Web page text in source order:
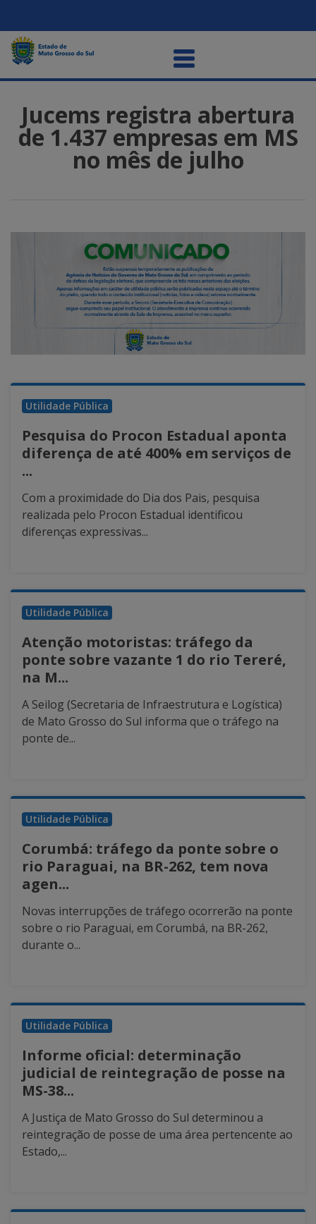
Jucems registra abertura
de 1.437 empresas em MS
no mês de julho
Utilidade Pública
Pesquisa do Procon Estadual aponta
diferença de até 400% em serviços de
...
Com a proximidade do Dia dos Pais, pesquisa
realizada pelo Procon Estadual identificou
diferenças expressivas...
Utilidade Pública
Atenção motoristas: tráfego da
ponte sobre vazante 1 do rio Tereré,
na M...
A Seilog (Secretaria de Infraestrutura e Logística)
de Mato Grosso do Sul informa que o tráfego na
ponte de...
Utilidade Pública
Corumbá: tráfego da ponte sobre o
rio Paraguai, na BR-262, tem nova
agen...
Novas interrupções de tráfego ocorrerão na ponte
sobre o rio Paraguai, em Corumbá, na BR-262,
durante o...
Utilidade Pública
Informe oficial: determinação
judicial de reintegração de posse na
MS-38...
A Justiça de Mato Grosso do Sul determinou a
reintegração de posse de uma área pertencente ao
Estado,...